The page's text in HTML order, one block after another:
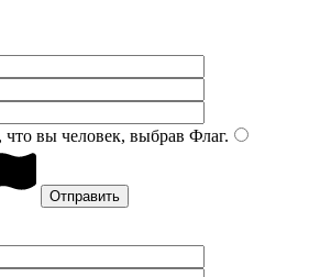
вы человек, выбрав Флаг.